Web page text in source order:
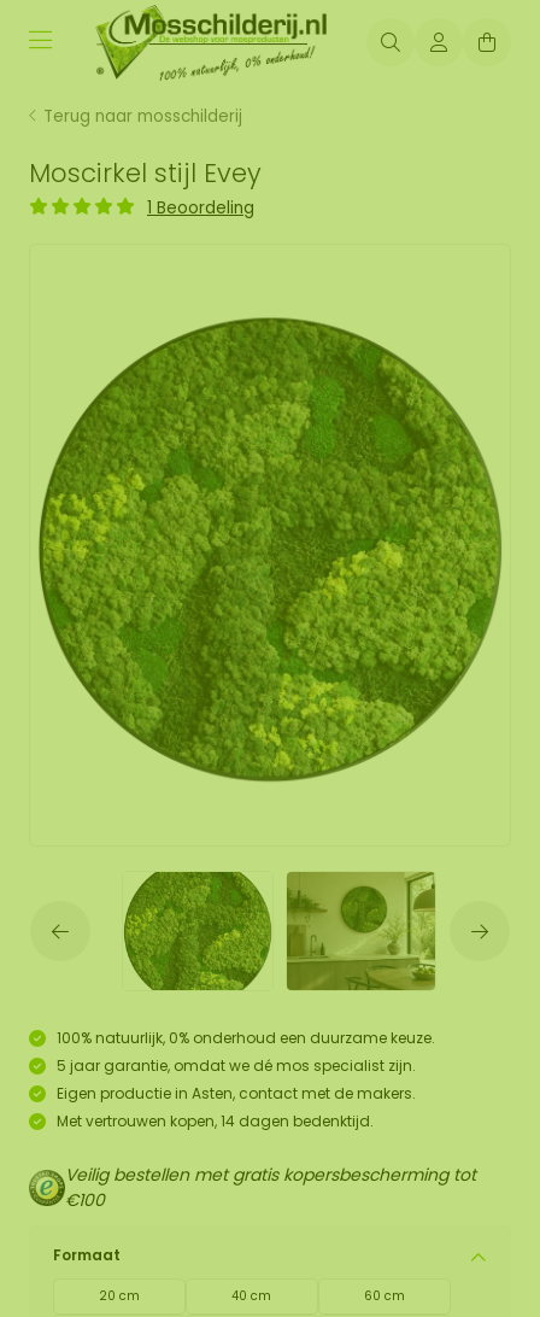
Terug naar mosschilderij
Moscirkel stijl Evey
1 Beoordeling
100% natuurlijk, 0% onderhoud een duurzame keuze.
5 jaar garantie, omdat we dé mos specialist zijn.
Eigen productie in Asten, contact met de makers.
Met vertrouwen kopen, 14 dagen bedenktijd.
Veilig bestellen met gratis kopersbescherming tot
€100
Formaat
20 cm 40 cm
60 cm